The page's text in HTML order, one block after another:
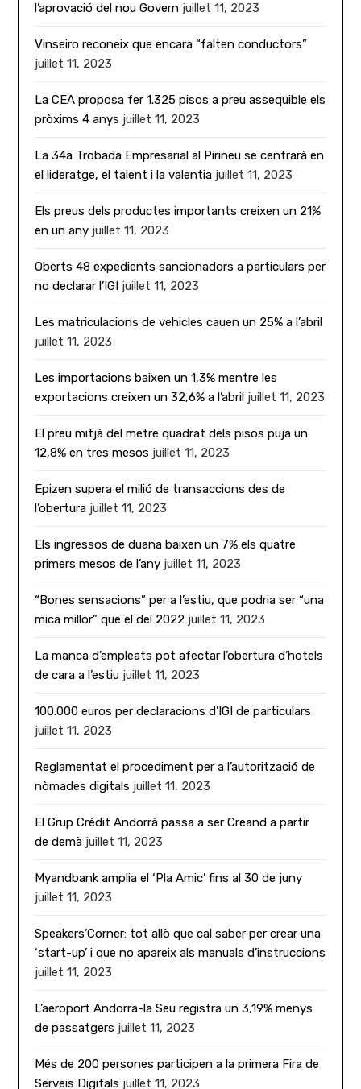
l’aprovació del nou Govern juillet 11, 2023
Vinseiro reconeix que encara “falten conductors”
juillet 11, 2023
La CEA proposa fer 1.325 pisos a preu assequible els
pròxims 4 anys juillet 11, 2023
La 34a Trobada Empresarial al Pirineu se centrarà en
el lideratge, el talent i la valentia juillet 11, 2023
Els preus dels productes importants creixen un 21%
en un any juillet 11, 2023
Oberts 48 expedients sancionadors a particulars per
no declarar l’IGI juillet 11, 2023
Les matriculacions de vehicles cauen un 25% a l’abril
juillet 11, 2023
Les importacions baixen un 1,3% mentre les
exportacions creixen un 32,6% a l’abril juillet 11, 2023
El preu mitjà del metre quadrat dels pisos puja un
12,8% en tres mesos juillet 11, 2023
Epizen supera el milió de transaccions des de
l’obertura juillet 11, 2023
Els ingressos de duana baixen un 7% els quatre
primers mesos de l’any juillet 11, 2023
“Bones sensacions” per a l’estiu, que podria ser “una
mica millor” que el del 2022 juillet 11, 2023
La manca d’empleats pot afectar l’obertura d’hotels
de cara a l’estiu juillet 11, 2023
100.000 euros per declaracions d’IGI de particulars
juillet 11, 2023
Reglamentat el procediment per a l’autorització de
nòmades digitals juillet 11, 2023
El Grup Crèdit Andorrà passa a ser Creand a partir
de demà juillet 11, 2023
Myandbank amplia el ‘Pla Amic’ fins al 30 de juny
juillet 11, 2023
Speakers’Corner: tot allò que cal saber per crear una
‘start-up’ i que no apareix als manuals d’instruccions
juillet 11, 2023
L’aeroport Andorra-la Seu registra un 3,19% menys
de passatgers juillet 11, 2023
Més de 200 persones participen a la primera Fira de
Serveis Digitals juillet 11, 2023